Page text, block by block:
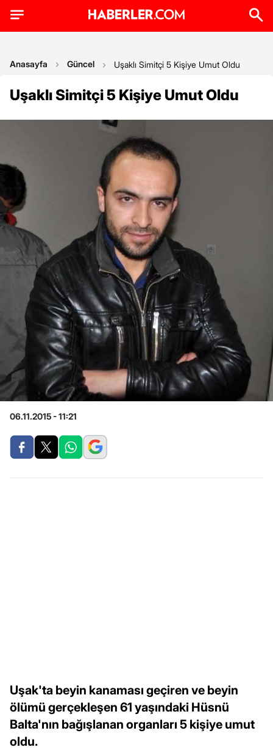
Anasayfa Güncel Uşaklı Simitçi 5 Kişiye Umut Oldu
Uşaklı Simitçi 5 Kişiye Umut Oldu
06.11.2015 - 11:21
Uşak'ta beyin kanaması geçiren ve beyin
ölümü gerçekleşen 61 yaşındaki Hüsnü
Balta'nın bağışlanan organları 5 kişiye umut
oldu.